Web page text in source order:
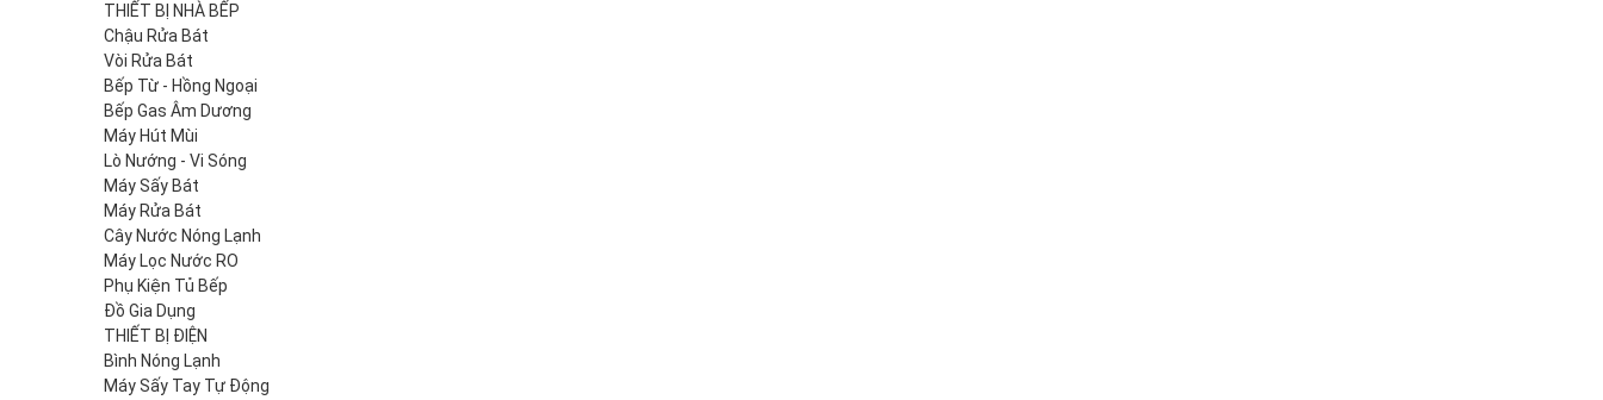
THIẾT BỊ NHÀ BẾP
Chậu Rửa Bát
Vòi Rửa Bát
Bếp Từ - Hồng Ngoại
Bếp Gas Âm Dương
Máy Hút Mùi
Lò Nướng - Vi Sóng
Máy Sấy Bát
Máy Rửa Bát
Cây Nước Nóng Lạnh
Máy Lọc Nước RO
Phụ Kiện Tủ Bếp
Đồ Gia Dụng
THIẾT BỊ ĐIỆN
Bình Nóng Lạnh
Máy Sấy Tay Tự Động